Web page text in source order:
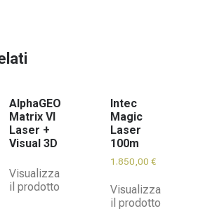
AlphaGEO
Matrix VI
Laser +
Visual 3D
Visualizza
il prodotto
Intec
Magic
Laser
100m
1.850,00 €
Visualizza
il prodotto